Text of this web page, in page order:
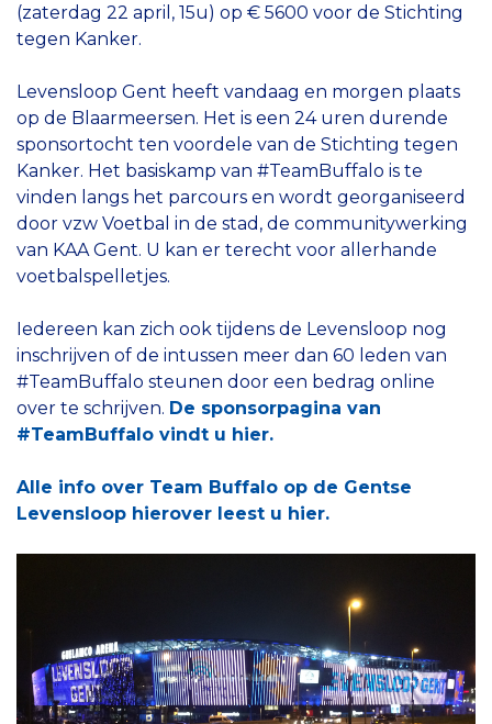
(zaterdag 22 april, 15u) op € 5600 voor de Stichting
tegen Kanker.
Levensloop Gent heeft vandaag en morgen plaats
op de Blaarmeersen. Het is een 24 uren durende
sponsortocht ten voordele van de Stichting tegen
Kanker. Het basiskamp van #TeamBuffalo is te
vinden langs het parcours en wordt georganiseerd
door vzw Voetbal in de stad, de communitywerking
van KAA Gent. U kan er terecht voor allerhande
voetbalspelletjes.
Iedereen kan zich ook tijdens de Levensloop nog
inschrijven of de intussen meer dan 60 leden van
#TeamBuffalo steunen door een bedrag online
over te schrijven. De sponsorpagina van
#TeamBuffalo vindt u hier.
Alle info over Team Buffalo op de Gentse
Levensloop hierover leest u hier.